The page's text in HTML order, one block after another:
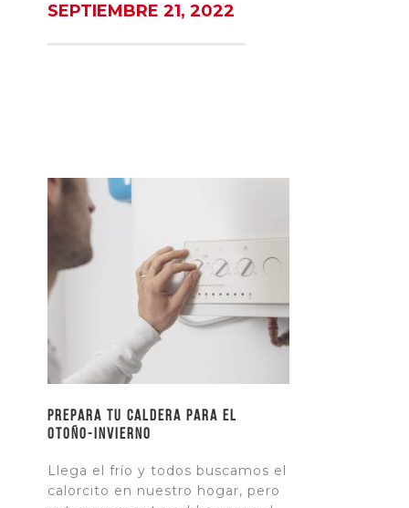
SEPTIEMBRE 21, 2022
Prepara tu caldera para el
otoño-invierno
Llega el frío y todos buscamos el
calorcito en nuestro hogar, pero